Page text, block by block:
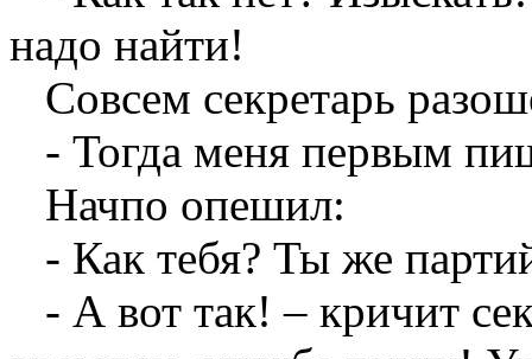
надо найти!
Совсем секретарь
- Тогда меня первым
Начпо опешил:
- Как тебя? Ты же
- А вот так! – кричит